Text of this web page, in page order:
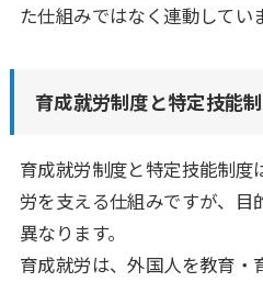
た仕組みではなく連動してい
育成就労制度と特定技能
育成就労制度と特定技能制
労を支える仕組みですが、目
異なります。
育成就労は、外国人を教育・